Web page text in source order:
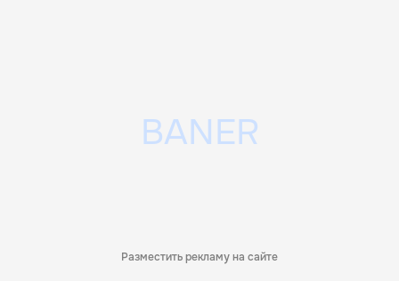
Разместить рекламу на сайте